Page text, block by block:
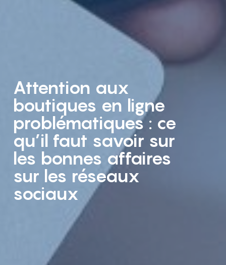
Attention aux
boutiques en ligne
problématiques : ce
qu’il faut savoir sur
les bonnes affaires
sur les réseaux
sociaux